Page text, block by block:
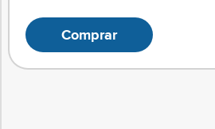
Comprar